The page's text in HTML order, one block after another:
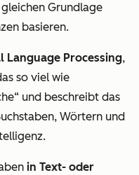
Grundlage
basieren.
Language Processing,
so viel wie
und beschreibt das
Wörtern und
in Text- oder